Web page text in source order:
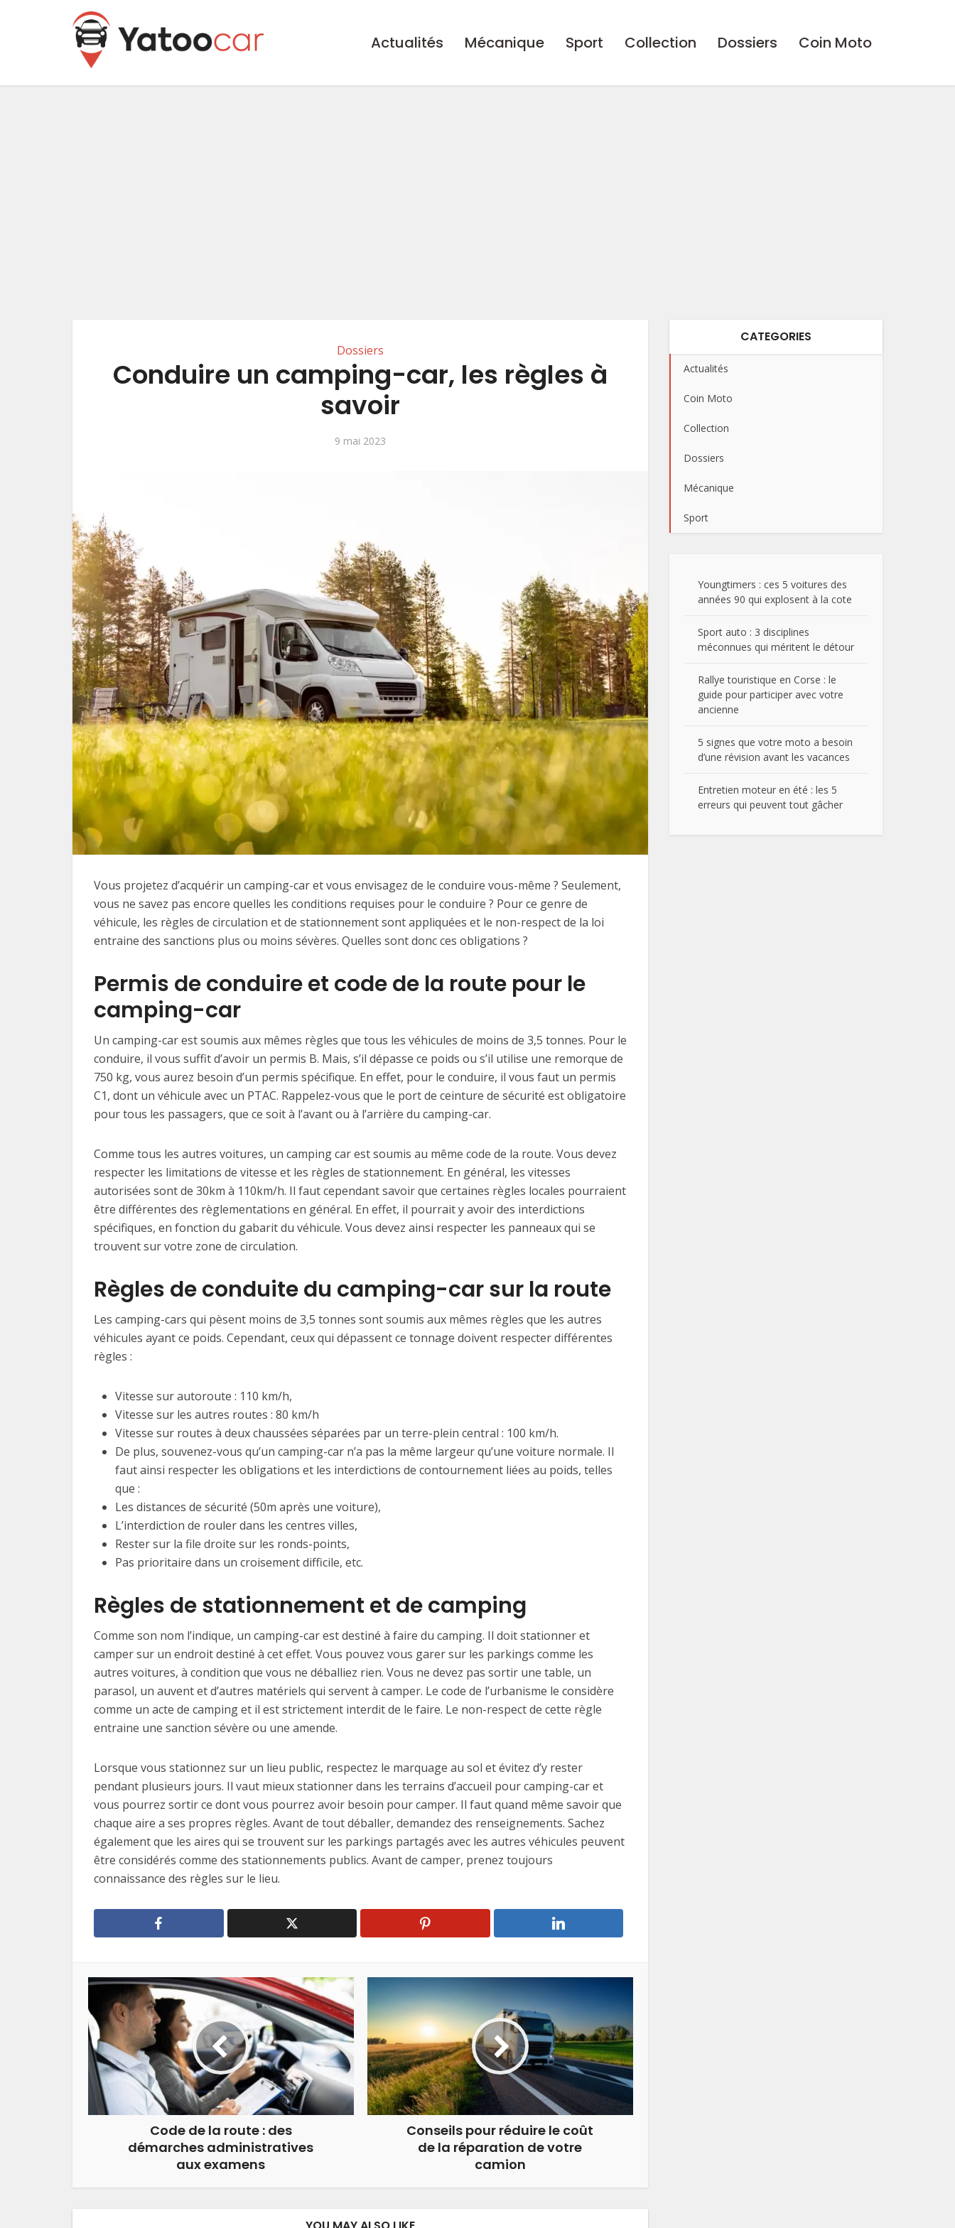
Actualités Mécanique Sport Collection Dossiers Coin Moto
Dossiers
Conduire un camping-car, les règles à
savoir
9 mai 2023
Vous projetez d’acquérir un camping-car et vous envisagez de le conduire vous-même ? Seulement,
vous ne savez pas encore quelles les conditions requises pour le conduire ? Pour ce genre de
véhicule, les règles de circulation et de stationnement sont appliquées et le non-respect de la loi
entraine des sanctions plus ou moins sévères. Quelles sont donc ces obligations ?
Permis de conduire et code de la route pour le
camping-car
Un camping-car est soumis aux mêmes règles que tous les véhicules de moins de 3,5 tonnes. Pour le
conduire, il vous suffit d’avoir un permis B. Mais, s’il dépasse ce poids ou s’il utilise une remorque de
750 kg, vous aurez besoin d’un permis spécifique. En effet, pour le conduire, il vous faut un permis
C1, dont un véhicule avec un PTAC. Rappelez-vous que le port de ceinture de sécurité est obligatoire
pour tous les passagers, que ce soit à l’avant ou à l’arrière du camping-car.
Comme tous les autres voitures, un camping car est soumis au même code de la route. Vous devez
respecter les limitations de vitesse et les règles de stationnement. En général, les vitesses
autorisées sont de 30km à 110km/h. Il faut cependant savoir que certaines règles locales pourraient
être différentes des règlementations en général. En effet, il pourrait y avoir des interdictions
spécifiques, en fonction du gabarit du véhicule. Vous devez ainsi respecter les panneaux qui se
trouvent sur votre zone de circulation.
Règles de conduite du camping-car sur la route
Les camping-cars qui pèsent moins de 3,5 tonnes sont soumis aux mêmes règles que les autres
véhicules ayant ce poids. Cependant, ceux qui dépassent ce tonnage doivent respecter différentes
règles :
Vitesse sur autoroute : 110 km/h,
Vitesse sur les autres routes : 80 km/h
Vitesse sur routes à deux chaussées séparées par un terre-plein central : 100 km/h.
De plus, souvenez-vous qu’un camping-car n’a pas la même largeur qu’une voiture normale. Il
faut ainsi respecter les obligations et les interdictions de contournement liées au poids, telles
que :
Les distances de sécurité (50m après une voiture),
L’interdiction de rouler dans les centres villes,
Rester sur la file droite sur les ronds-points,
Pas prioritaire dans un croisement difficile, etc.
Règles de stationnement et de camping
Comme son nom l’indique, un camping-car est destiné à faire du camping. Il doit stationner et
camper sur un endroit destiné à cet effet. Vous pouvez vous garer sur les parkings comme les
autres voitures, à condition que vous ne déballiez rien. Vous ne devez pas sortir une table, un
parasol, un auvent et d’autres matériels qui servent à camper. Le code de l’urbanisme le considère
comme un acte de camping et il est strictement interdit de le faire. Le non-respect de cette règle
entraine une sanction sévère ou une amende.
Lorsque vous stationnez sur un lieu public, respectez le marquage au sol et évitez d’y rester
pendant plusieurs jours. Il vaut mieux stationner dans les terrains d’accueil pour camping-car et
vous pourrez sortir ce dont vous pourrez avoir besoin pour camper. Il faut quand même savoir que
chaque aire a ses propres règles. Avant de tout déballer, demandez des renseignements. Sachez
également que les aires qui se trouvent sur les parkings partagés avec les autres véhicules peuvent
être considérés comme des stationnements publics. Avant de camper, prenez toujours
connaissance des règles sur le lieu.
Code de la route : des
démarches administratives
aux examens
Conseils pour réduire le coût
de la réparation de votre
camion
CATEGORIES
Actualités
Coin Moto
Collection
Dossiers
Mécanique
Sport
Youngtimers : ces 5 voitures des
années 90 qui explosent à la cote
Sport auto : 3 disciplines
méconnues qui méritent le détour
Rallye touristique en Corse : le
guide pour participer avec votre
ancienne
5 signes que votre moto a besoin
d’une révision avant les vacances
Entretien moteur en été : les 5
erreurs qui peuvent tout gâcher